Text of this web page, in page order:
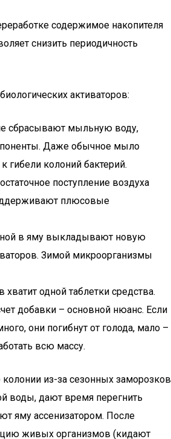
содержимое накопителя
снизить периодичность
активаторов:
сбрасывают мыльную воду,
Даже обычное мыло
гибели колоний бактерий.
поступление воздуха
плюсовые
в яму выкладывают новую
Зимой микроорганизмы
одной таблетки средства.
добавки – основной нюанс. Если
они погибнут от голода, мало –
всю массу.
из-за сезонных заморозков
воды, дают время перегнить
яму ассенизатором. После
живых организмов (кидают